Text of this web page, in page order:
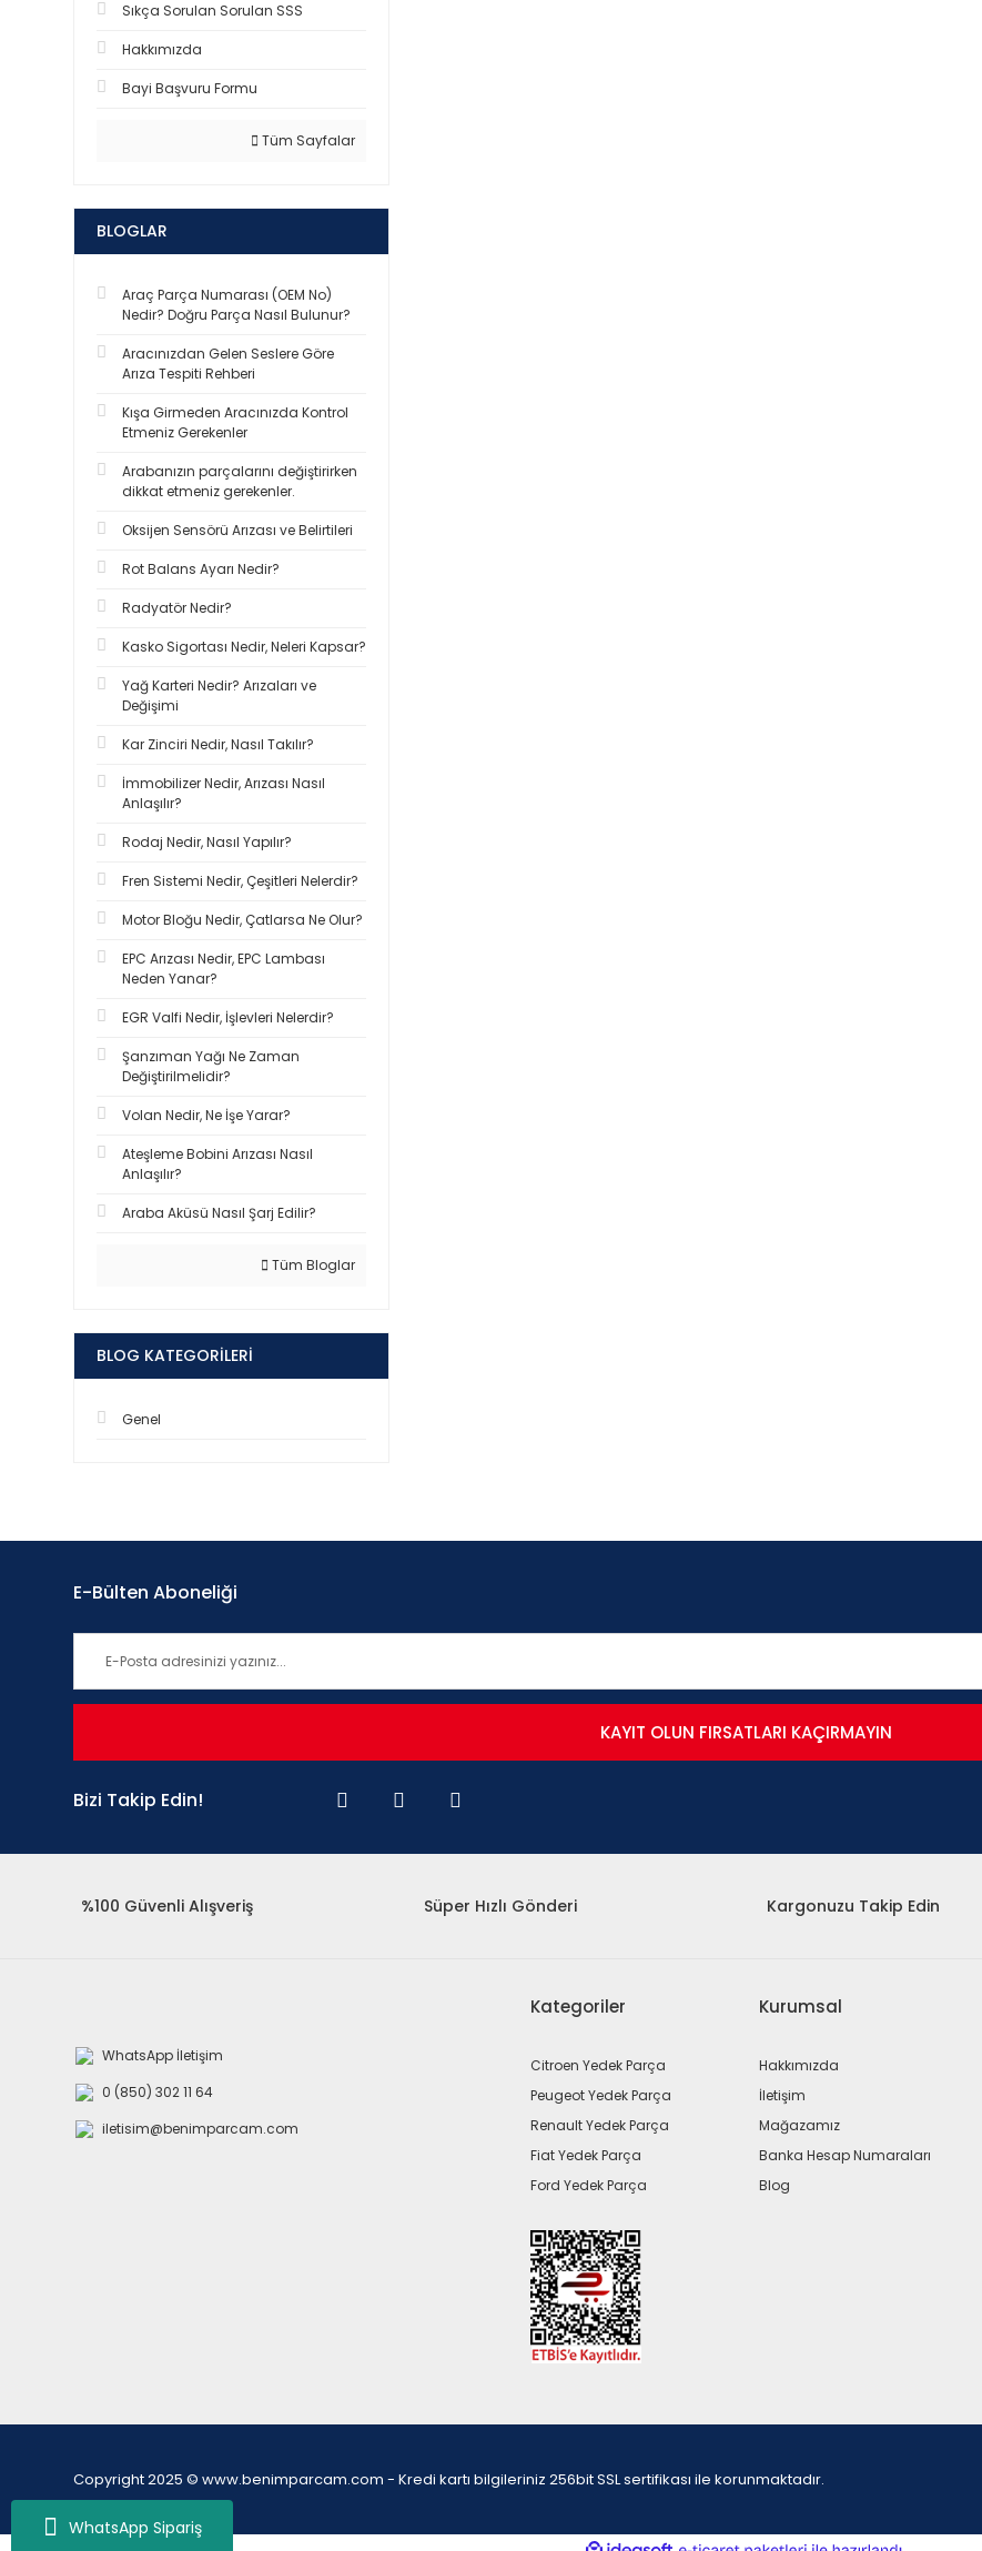
WhatsApp Sipariş
Sıkça Sorulan Sorulan SSS
Hakkımızda
Bayi Başvuru Formu
Tüm Sayfalar
BLOGLAR
Araç Parça Numarası (OEM No)
Nedir? Doğru Parça Nasıl Bulunur?
Aracınızdan Gelen Seslere Göre
Arıza Tespiti Rehberi
Kışa Girmeden Aracınızda Kontrol
Etmeniz Gerekenler
Arabanızın parçalarını değiştirirken
dikkat etmeniz gerekenler.
Oksijen Sensörü Arızası ve Belirtileri
Rot Balans Ayarı Nedir?
Radyatör Nedir?
Kasko Sigortası Nedir, Neleri Kapsar?
Yağ Karteri Nedir? Arızaları ve
Değişimi
Kar Zinciri Nedir, Nasıl Takılır?
İmmobilizer Nedir, Arızası Nasıl
Anlaşılır?
Rodaj Nedir, Nasıl Yapılır?
Fren Sistemi Nedir, Çeşitleri Nelerdir?
Motor Bloğu Nedir, Çatlarsa Ne Olur?
EPC Arızası Nedir, EPC Lambası
Neden Yanar?
EGR Valfi Nedir, İşlevleri Nelerdir?
Şanzıman Yağı Ne Zaman
Değiştirilmelidir?
Volan Nedir, Ne İşe Yarar?
Ateşleme Bobini Arızası Nasıl
Anlaşılır?
Araba Aküsü Nasıl Şarj Edilir?
Tüm Bloglar
BLOG KATEGORILERI
Genel
E-Bülten Aboneliği
KAYIT OLUN FIRSATLARI KAÇIRMAYIN
Bizi Takip Edin!
%100 Güvenli Alışveriş Süper Hızlı Gönderi Kargonuzu Takip Edin
WhatsApp İletişim
0 (850) 302 11 64
iletisim@benimparcam.com
Kategoriler
Citroen Yedek Parça
Peugeot Yedek Parça
Renault Yedek Parça
Fiat Yedek Parça
Ford Yedek Parça
Kurumsal
Hakkımızda
İletişim
Mağazamız
Banka Hesap Numaraları
Blog
Copyright 2025 © www.benimparcam.com - Kredi kartı bilgileriniz 256bit SSL sertifikası ile korunmaktadır.